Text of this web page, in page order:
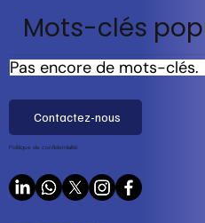
Mots-clés
Pas encore de mots-clés.
Contactez-nous
Politique de confidentialité